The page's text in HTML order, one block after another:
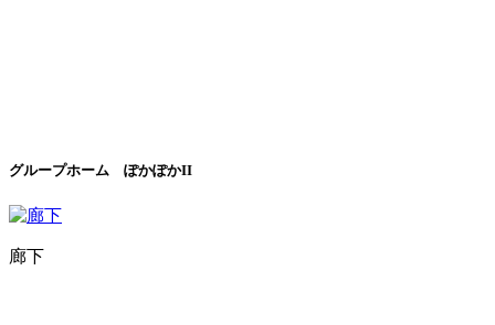
グループホーム ぽかぽかII
廊下